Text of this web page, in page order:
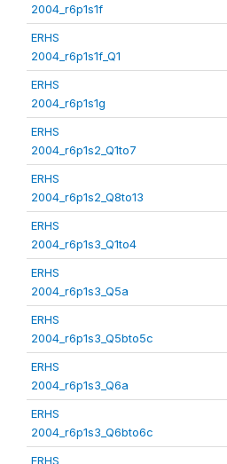
2004_r6p1s1f
ERHS
2004_r6p1s1f_Q1
ERHS
2004_r6p1s1g
ERHS
2004_r6p1s2_Q1to7
ERHS
2004_r6p1s2_Q8to13
ERHS
2004_r6p1s3_Q1to4
ERHS
2004_r6p1s3_Q5a
ERHS
2004_r6p1s3_Q5bto5c
ERHS
2004_r6p1s3_Q6a
ERHS
2004_r6p1s3_Q6bto6c
ERHS